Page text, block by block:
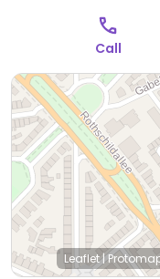
Call
Leaflet|